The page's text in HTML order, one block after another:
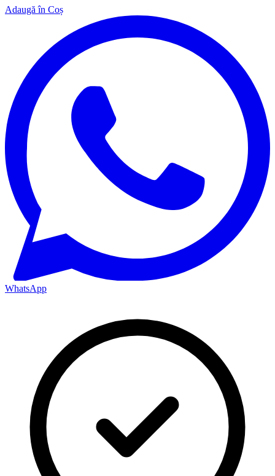
Adaugă în Coș
WhatsApp